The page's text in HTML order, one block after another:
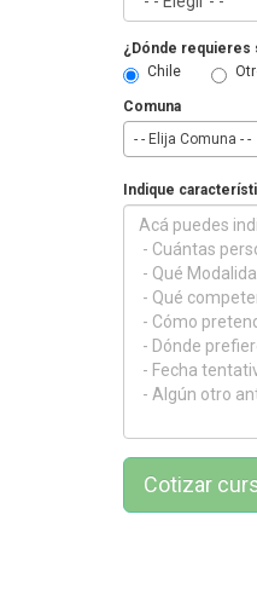
¿Dónde
Chile
Comuna
- - Elija Comuna - -
Indique
Cotizar